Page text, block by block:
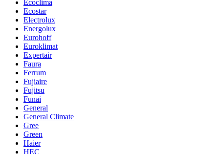
Ecoclima
Ecostar
Electrolux
Energolux
Eurohoff
Euroklimat
Expertair
Faura
Ferrum
Fujiaire
Fujitsu
Funai
General
General Climate
Gree
Green
Haier
HEC